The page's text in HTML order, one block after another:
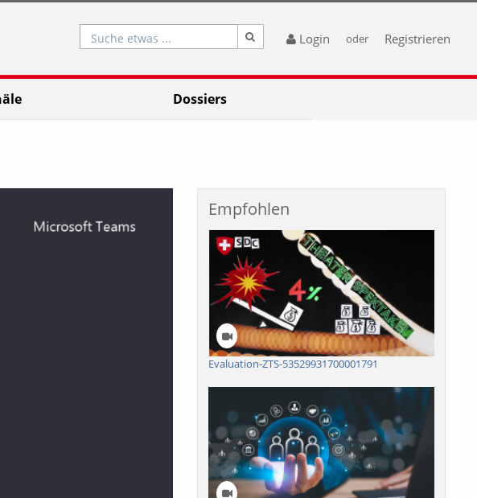
Suche etwas ... Login oder Registrieren
Dossiers
Empfohlen
Evaluation-ZTS-53529931700001791